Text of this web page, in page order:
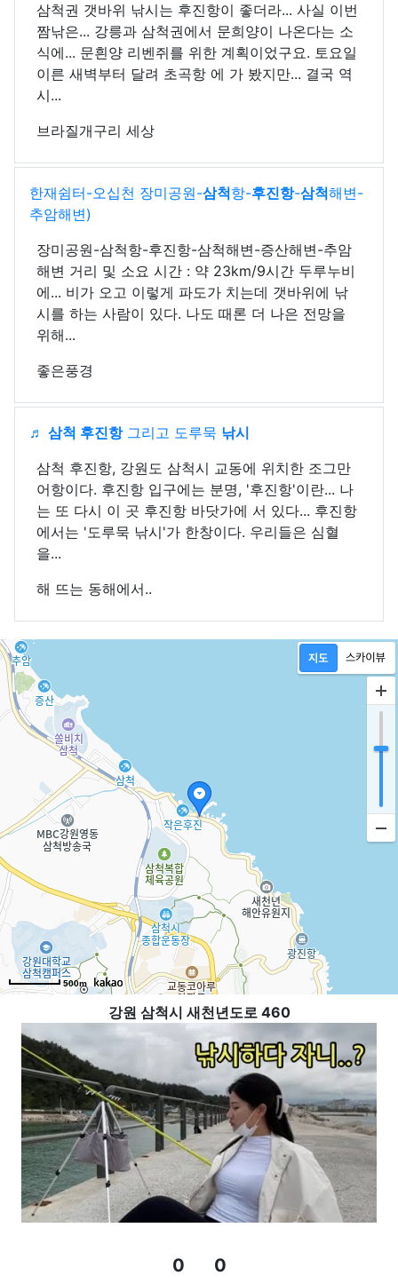
삼척권 갯바위 낚시는 후진항이 좋더라... 사실 이번
짬낚은... 강릉과 삼척권에서 문희양이 나온다는 소
식에... 문흰양 리벤쥐를 위한 계획이었구요. 토요일
이른 새벽부터 달려 초곡항 에 가 봤지만... 결국 역
시...
브라질개구리 세상
한재쉼터-오십천 장미공원-삼척항-후진항-삼척해변-
추암해변)
장미공원-삼척항-후진항-삼척해변-증산해변-추암
해변 거리 및 소요 시간 : 약 23km/9시간 두루누비
에... 비가 오고 이렇게 파도가 치는데 갯바위에 낚
시를 하는 사람이 있다. 나도 때론 더 나은 전망을
위해...
좋은풍경
♬ 삼척 후진항그리고 도루묵 낚시
삼척 후진항, 강원도 삼척시 교동에 위치한 조그만
어항이다. 후진항 입구에는 분명, '후진항'이란... 나
는 또 다시 이 곳 후진항 바닷가에 서 있다... 후진항
에서는 '도루묵 낚시'가 한창이다. 우리들은 심혈
을...
해 뜨는 동해에서..
500m
강원 삼척시 새천년도로 460
0
0